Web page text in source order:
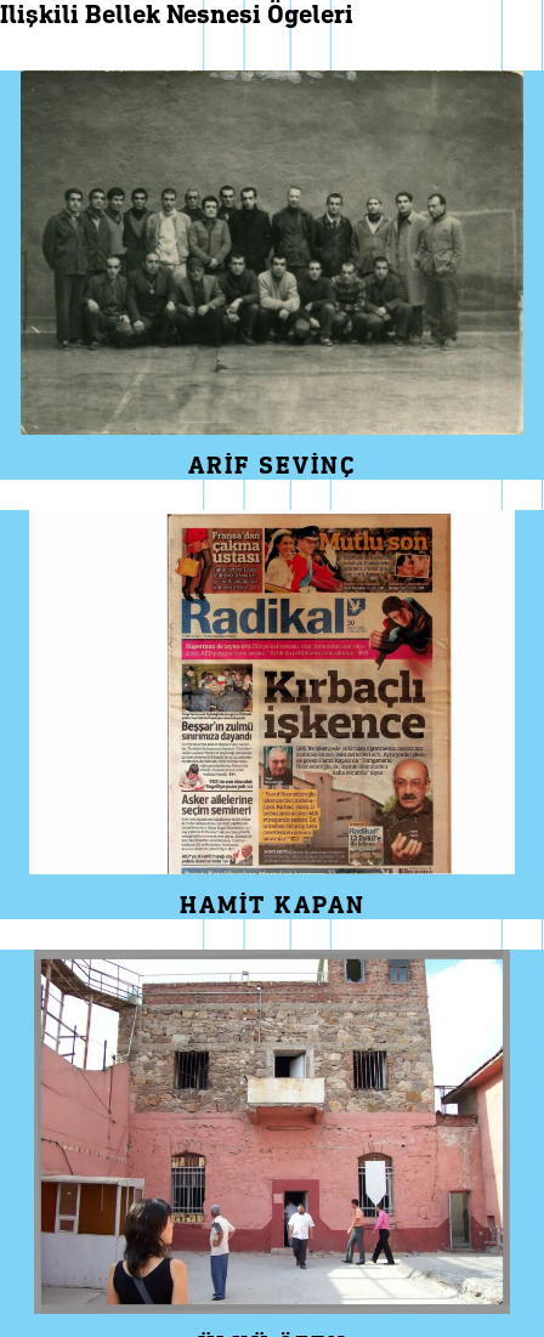
i̇lişkili bellek nesnesi ögeleri
ARIF SEVINÇ
HAMIT KAPAN